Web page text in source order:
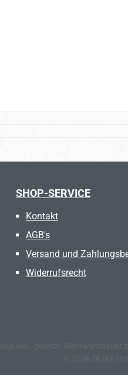
SHOP-SERVICE
Kontakt
AGB's
Versand und
Widerrufsrecht
exkl. gesetzl. Mehrwertsteuer
© 2026 DEIKE